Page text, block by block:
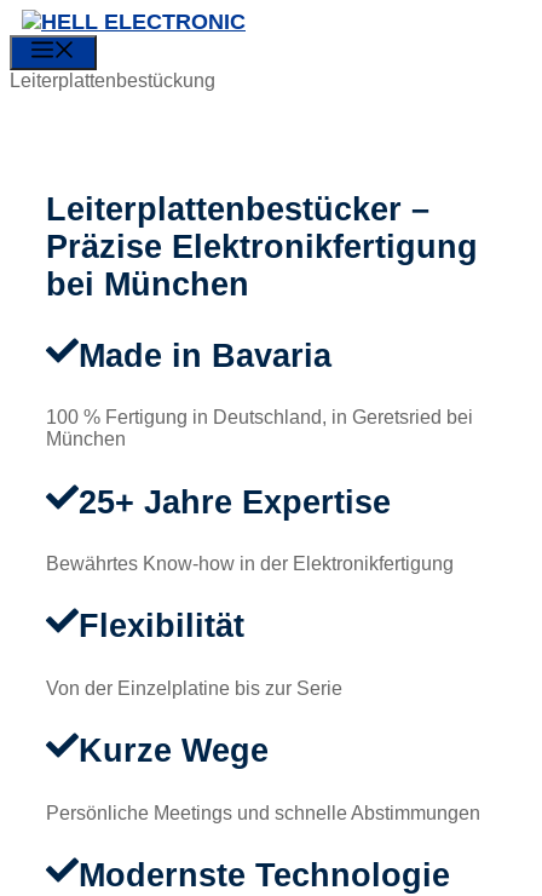
Zum
Inhalt
springen
Leiterplattenbestückung
Leiterplattenbestücker –
Präzise Elektronikfertigung
bei München
Made in Bavaria
100 % Fertigung in Deutschland, in Geretsried bei
München
25+ Jahre Expertise
Bewährtes Know-how in der Elektronikfertigung
Flexibilität
Von der Einzelplatine bis zur Serie
Kurze Wege
Persönliche Meetings und schnelle Abstimmungen
Modernste Technologie